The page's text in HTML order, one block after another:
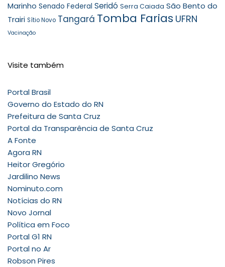
Marinho Senado Federal Seridó Serra Caiada São Bento do
Trairi Sítio Novo Tangará Tomba Farias UFRN
Vacinação
Visite também
Portal Brasil
Governo do Estado do RN
Prefeitura de Santa Cruz
Portal da Transparência de Santa Cruz
A Fonte
Agora RN
Heitor Gregório
Jardilino News
Nominuto.com
Notícias do RN
Novo Jornal
Política em Foco
Portal G1 RN
Portal no Ar
Robson Pires